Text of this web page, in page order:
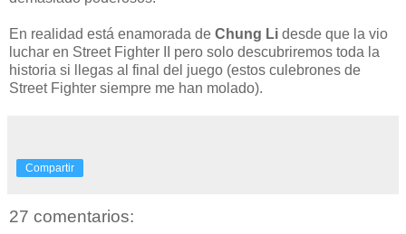
En realidad está enamorada de Chung Li desde que la vio
luchar en Street Fighter
pero solo descubriremos toda la
historia si llegas al final del juego (estos culebrones de
Street Fighter siempre me han molado).
Compartir
27 comentarios: